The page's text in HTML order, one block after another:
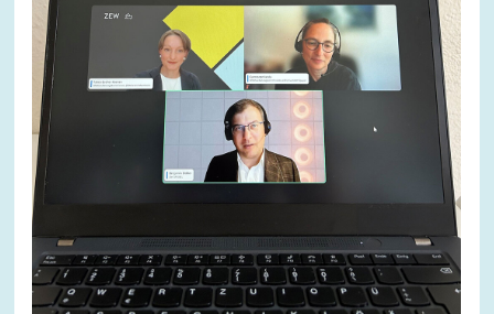
FORSCHUNG
SERVICE
GREMIEN
VERNETZUNG
HEINZ-KÖNIG-AWARD
Jahr
Bitte wählen Sie ein Jahr
Monat
Bitte wählen Sie einen Monat
Bereiche
Bitte wählen